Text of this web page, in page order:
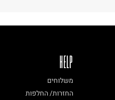
HELP
משלוחים
החזרות/ החלפות